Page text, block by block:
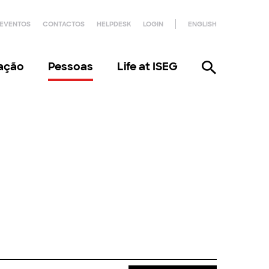
EVENTOS CONTACTOS HELPDESK LOGIN ENGLISH
Pessoas Life at ISEG